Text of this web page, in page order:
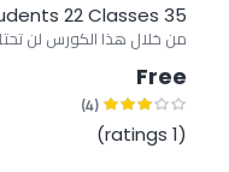
35 Classes
22 Students
من خلال هذا الكورس لن
Free
(4)
(1 ratings)